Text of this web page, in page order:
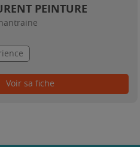
PEINTURE
Voir sa fiche